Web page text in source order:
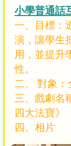
小學普通話
一、目標：
演，讓學生
用，並提升
性。
二、 對象：
三、戲劇名
四大法寶》
四、相片